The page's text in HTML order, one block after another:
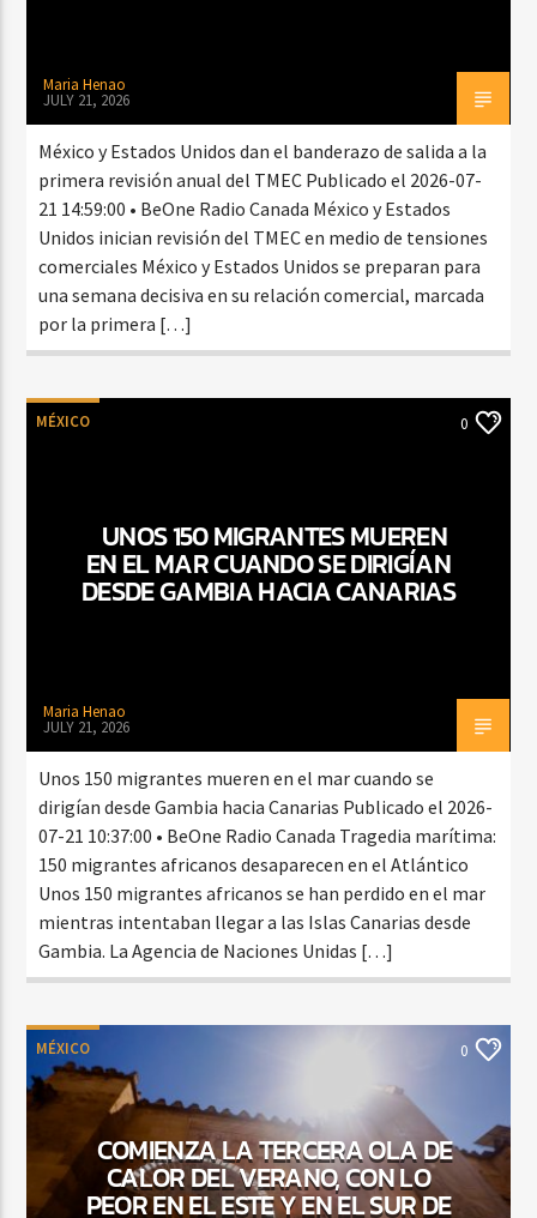
Maria Henao
JULY 21, 2026
México y Estados Unidos dan el banderazo de salida a la
primera revisión anual del TMEC Publicado el 2026-07-
21 14:59:00 • BeOne Radio Canada México y Estados
Unidos inician revisión del TMEC en medio de tensiones
comerciales México y Estados Unidos se preparan para
una semana decisiva en su relación comercial, marcada
por la primera […]
MÉXICO 0
UNOS 150 MIGRANTES MUEREN
EN EL MAR CUANDO SE DIRIGÍAN
DESDE GAMBIA HACIA CANARIAS
Maria Henao
JULY 21, 2026
Unos 150 migrantes mueren en el mar cuando se
dirigían desde Gambia hacia Canarias Publicado el 2026-
07-21 10:37:00 • BeOne Radio Canada Tragedia marítima:
150 migrantes africanos desaparecen en el Atlántico
Unos 150 migrantes africanos se han perdido en el mar
mientras intentaban llegar a las Islas Canarias desde
Gambia. La Agencia de Naciones Unidas […]
MÉXICO 0
COMIENZA LA TERCERA OLA DE
CALOR DEL VERANO, CON LO
PEOR EN EL ESTE Y EN EL SUR DE